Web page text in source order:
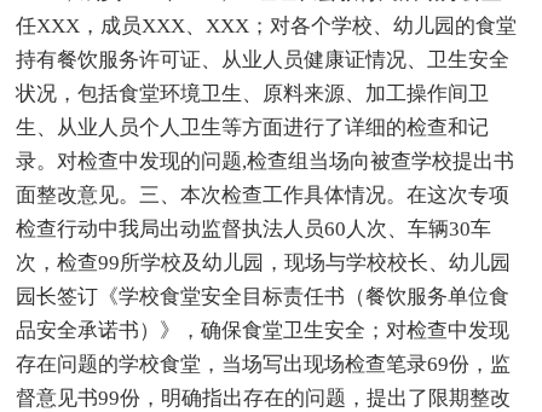
任XXX，成员XXX、XXX；对各个学校、幼儿园的食堂
持有餐饮服务许可证、从业人员健康证情况、卫生安全
状况，包括食堂环境卫生、原料来源、加工操作间卫
生、从业人员个人卫生等方面进行了详细的检查和记
录。对检查中发现的问题,检查组当场向被查学校提出书
面整改意见。三、本次检查工作具体情况。在这次专项
检查行动中我局出动监督执法人员60人次、车辆30车
次，检查99所学校及幼儿园，现场与学校校长、幼儿园
园长签订《学校食堂安全目标责任书（餐饮服务单位食
品安全承诺书）》，确保食堂卫生安全；对检查中发现
存在问题的学校食堂，当场写出现场检查笔录69份，监
督意见书99份，明确指出存在的问题，提出了限期整改